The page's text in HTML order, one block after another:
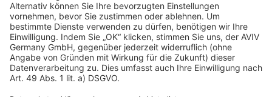
Rechtliches
AGB-Übersicht
Datenschutz
Impressum